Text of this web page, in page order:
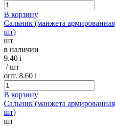
В корзину
Сальник (манжета
шт)
шт
в наличии
9.40 i
/ шт
опт. 8.60 i
В корзину
Сальник (манжета
шт)
шт